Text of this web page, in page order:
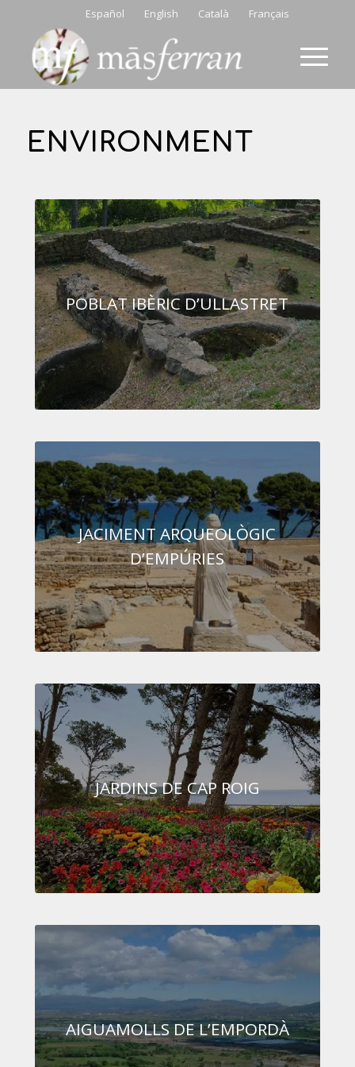
Español English Català Français
ENVIRONMENT
POBLAT IBÈRIC D’ULLASTRET
JACIMENT ARQUEOLÒGIC
D’EMPÚRIES
JARDINS DE CAP ROIG
AIGUAMOLLS DE L’EMPORDÀ